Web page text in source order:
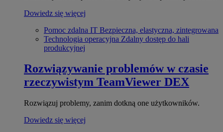
Dowiedz się więcej
Pomoc zdalna IT Bezpieczna, elastyczna, zintegrowana
Technologia operacyjna Zdalny dostęp do hali
produkcyjnej
Rozwiązywanie problemów w czasie
rzeczywistym TeamViewer DEX
Rozwiązuj problemy, zanim dotkną one użytkowników.
Dowiedz się więcej